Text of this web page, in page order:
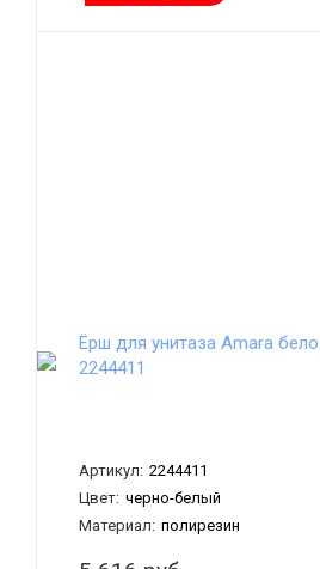
Ёрш для унитаза Amara
2244411
Артикул: 2244411
Цвет: черно-белый
Материал: полирезин